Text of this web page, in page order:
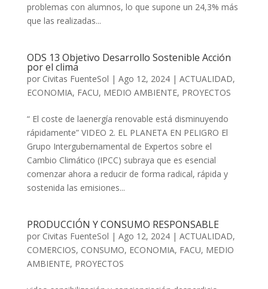
problemas con alumnos, lo que supone un 24,3% más
que las realizadas...
ODS 13 Objetivo Desarrollo Sostenible Acción
por el clima
por Civitas FuenteSol | Ago 12, 2024| ACTUALIDAD,
ECONOMIA, FACU, MEDIO AMBIENTE, PROYECTOS
“ El coste de laenergía renovable está disminuyendo
rápidamente” VIDEO 2. EL PLANETA EN PELIGRO El
Grupo Intergubernamental de Expertos sobre el
Cambio Climático (IPCC) subraya que es esencial
comenzar ahora a reducir de forma radical, rápida y
sostenida las emisiones...
PRODUCCIÓN Y CONSUMO RESPONSABLE
por Civitas FuenteSol | Ago 12, 2024| ACTUALIDAD,
COMERCIOS, CONSUMO, ECONOMIA, FACU, MEDIO
AMBIENTE, PROYECTOS